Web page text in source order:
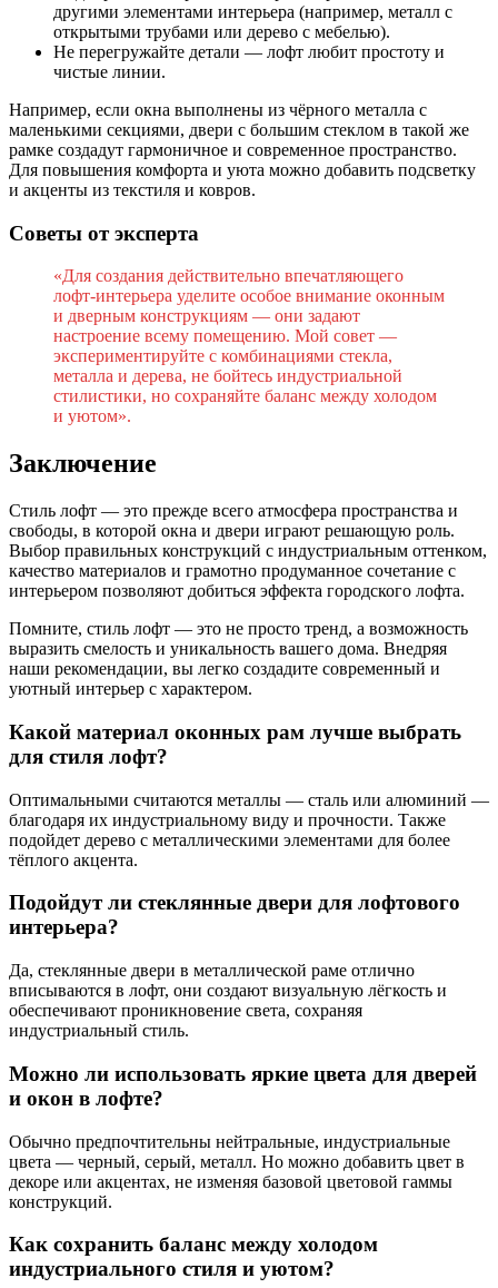
другими элементами интерьера (например, металл с
открытыми трубами или дерево с мебелью).
Не перегружайте детали — лофт любит простоту и
чистые линии.
Например, если окна выполнены из чёрного металла с
маленькими секциями, двери с большим стеклом в такой же
рамке создадут гармоничное и современное пространство.
Для повышения комфорта и уюта можно добавить подсветку
и акценты из текстиля и ковров.
Советы от эксперта
«Для создания действительно впечатляющего
лофт-интерьера уделите особое внимание оконным
и дверным конструкциям — они задают
настроение всему помещению. Мой совет —
экспериментируйте с комбинациями стекла,
металла и дерева, не бойтесь индустриальной
стилистики, но сохраняйте баланс между холодом
и уютом».
Заключение
Стиль лофт — это прежде всего атмосфера пространства и
свободы, в которой окна и двери играют решающую роль.
Выбор правильных конструкций с индустриальным оттенком,
качество материалов и грамотно продуманное сочетание с
интерьером позволяют добиться эффекта городского лофта.
Помните, стиль лофт — это не просто тренд, а возможность
выразить смелость и уникальность вашего дома. Внедряя
наши рекомендации, вы легко создадите современный и
уютный интерьер с характером.
Какой материал оконных рам лучше выбрать
для стиля лофт?
Оптимальными считаются металлы — сталь или алюминий —
благодаря их индустриальному виду и прочности. Также
подойдет дерево с металлическими элементами для более
тёплого акцента.
Подойдут ли стеклянные двери для лофтового
интерьера?
Да, стеклянные двери в металлической раме отлично
вписываются в лофт, они создают визуальную лёгкость и
обеспечивают проникновение света, сохраняя
индустриальный стиль.
Можно ли использовать яркие цвета для дверей
и окон в лофте?
Обычно предпочтительны нейтральные, индустриальные
цвета — черный, серый, металл. Но можно добавить цвет в
декоре или акцентах, не изменяя базовой цветовой гаммы
конструкций.
Как сохранить баланс между холодом
индустриального стиля и уютом?